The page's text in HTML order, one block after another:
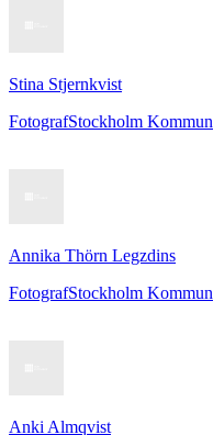
Stina Stjernkvist
FotografStockholm Kommun
Annika Thörn Legzdins
FotografStockholm Kommun
Anki Almqvist